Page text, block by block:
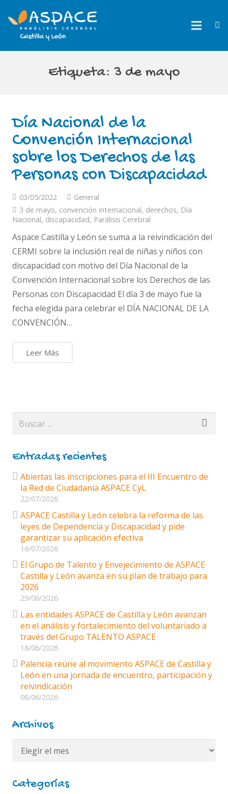
Etiqueta: 3 de mayo
Día Nacional de la
Convención Internacional
sobre los Derechos de las
Personas con Discapacidad
03/05/2022
General
3 de mayo, convención internacional, derechos, Día
Nacional, discapacidad, Parálisis Cerebral
Aspace Castilla y León se suma a la reivindicación del
CERMI sobre la inclusión real de niñas y niños con
discapacidad con motivo del Día Nacional de la
Convención Internacional sobre los Derechos de las
Personas con Discapacidad El día 3 de mayo fue la
fecha elegida para celebrar el DÍA NACIONAL DE LA
CONVENCIÓN…
Leer Más
Entradas recientes
Abiertas las inscripciones para el III Encuentro de
la Red de Ciudadanía ASPACE CyL
22/07/2026
ASPACE Castilla y León celebra la reforma de las
leyes de Dependencia y Discapacidad y pide
garantizar su aplicación efectiva
16/07/2026
El Grupo de Talento y Envejecimiento de ASPACE
Castilla y León avanza en su plan de trabajo para
2026
29/06/2026
Las entidades ASPACE de Castilla y León avanzan
en el análisis y fortalecimiento del voluntariado a
través del Grupo TALENTO ASPACE
18/06/2026
Palencia reúne al movimiento ASPACE de Castilla y
León en una jornada de encuentro, participación y
reivindicación
08/06/2026
Archivos
Archivos
Categorías